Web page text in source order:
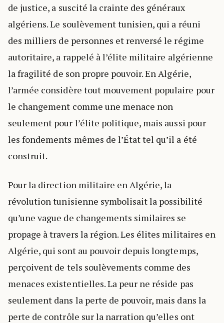
de justice, a suscité la crainte des généraux
algériens. Le soulèvement tunisien, qui a réuni
des milliers de personnes et renversé le régime
autoritaire, a rappelé à l’élite militaire algérienne
la fragilité de son propre pouvoir. En Algérie,
l’armée considère tout mouvement populaire pour
le changement comme une menace non
seulement pour l’élite politique, mais aussi pour
les fondements mêmes de l’État tel qu’il a été
construit.
Pour la direction militaire en Algérie, la
révolution tunisienne symbolisait la possibilité
qu’une vague de changements similaires se
propage à travers la région. Les élites militaires en
Algérie, qui sont au pouvoir depuis longtemps,
perçoivent de tels soulèvements comme des
menaces existentielles. La peur ne réside pas
seulement dans la perte de pouvoir, mais dans la
perte de contrôle sur la narration qu’elles ont